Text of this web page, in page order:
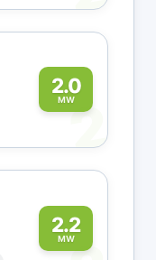
2.0
MW2
2.2
MW